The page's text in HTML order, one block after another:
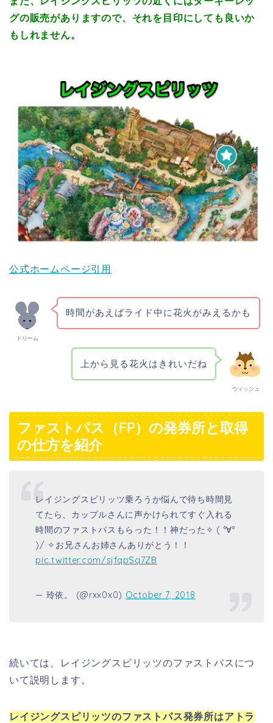
グの販売がありますので、それを目印にしても良いか
もしれません。
公式ホームページ引用
ドリーム
時間があえばライド中に花火がみえるかも
ウィッシュ
上から見る花火はきれいだね
ファストパス（FP）の発券所と取得
の仕方を紹介
レイジングスピリッツ乗ろうか悩んで待ち時間見
てたら、カップルさんに声かけられてすぐ入れる
時間のファストパスもらった！！神だった✧ ( °∀°
)/ ✧お兄さんお姉さんありがとう！！
pic.twitter.com/sjfqpSq7ZB
— 玲依。 (@rxx0x0) October 7, 2018
続いては、レイジングスピリッツのファストパスにつ
いて説明します。
レイジングスピリッツのファストパス発券所はアトラ